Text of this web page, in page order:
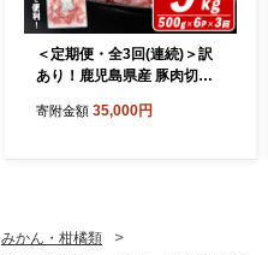
＜定期便・全3回(連続)＞訳
あり！鹿児島県産 豚肉切り
こま切れ 国産 鹿児島県産 豚
寄附金額 35,000円
みかん・柑橘類